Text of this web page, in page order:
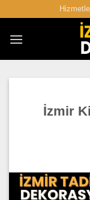
İzmir